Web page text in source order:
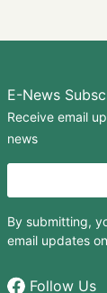
E-News
Receive email
news
By submitting,
email updates
Follow Us